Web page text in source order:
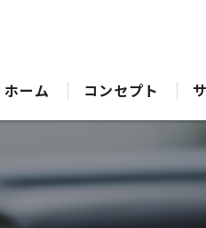
ホーム コンセプト
水戸の不動産売却･
水戸の不動産売却･